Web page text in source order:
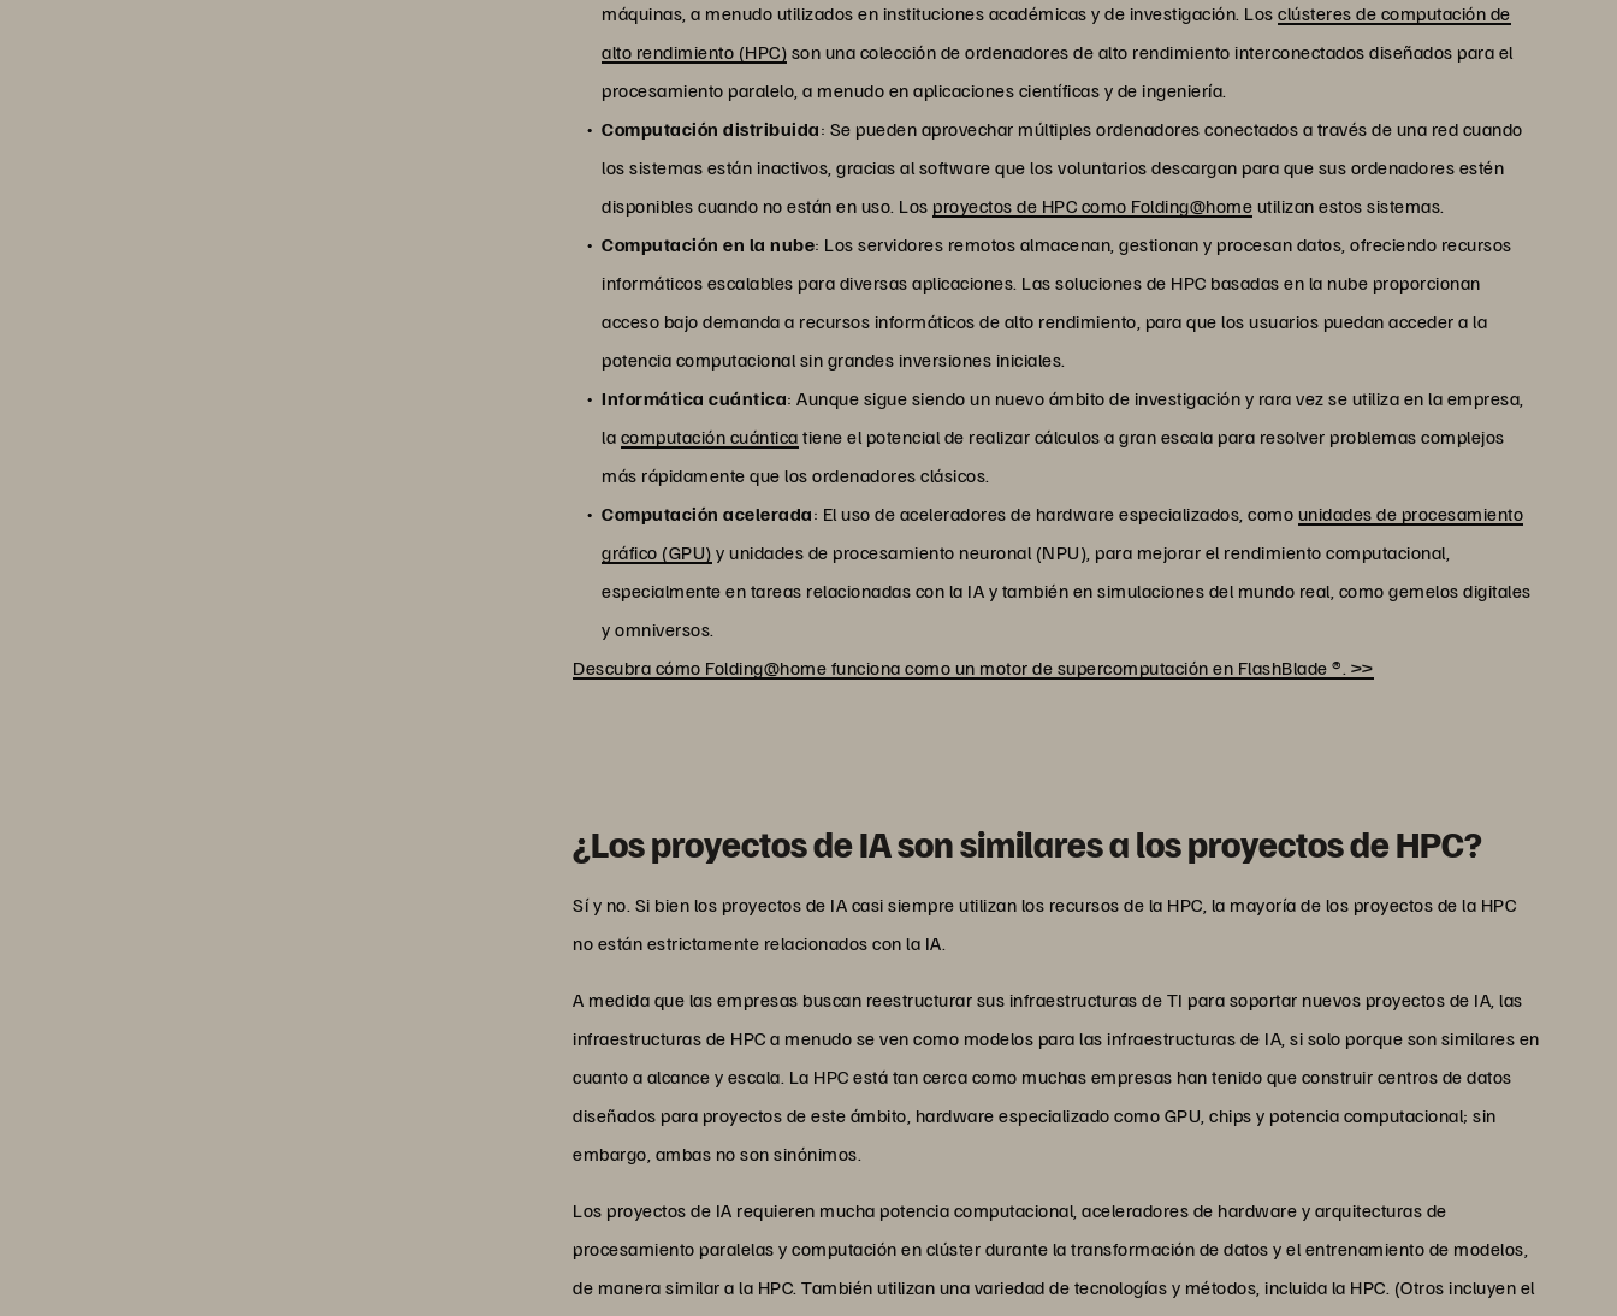
máquinas, a menudo utilizados en instituciones académicas y de investigación. Los clústeres de computación de
alto rendimiento (HPC) son una colección de ordenadores de alto rendimiento interconectados diseñados para el
procesamiento paralelo, a menudo en aplicaciones científicas y de ingeniería.
Computación distribuida: Se pueden aprovechar múltiples ordenadores conectados a través de una red cuando
los sistemas están inactivos, gracias al software que los voluntarios descargan para que sus ordenadores estén
disponibles cuando no están en uso. Los proyectos de HPC como Folding@home utilizan estos sistemas.
Computación en la nube: Los servidores remotos almacenan, gestionan y procesan datos, ofreciendo recursos
informáticos escalables para diversas aplicaciones. Las soluciones de HPC basadas en la nube proporcionan
acceso bajo demanda a recursos informáticos de alto rendimiento, para que los usuarios puedan acceder a la
potencia computacional sin grandes inversiones iniciales.
Informática cuántica: Aunque sigue siendo un nuevo ámbito de investigación y rara vez se utiliza en la empresa,
la computación cuántica tiene el potencial de realizar cálculos a gran escala para resolver problemas complejos
más rápidamente que los ordenadores clásicos.
Computación acelerada: El uso de aceleradores de hardware especializados, como unidades de procesamiento
gráfico (GPU) y unidades de procesamiento neuronal (NPU), para mejorar el rendimiento computacional,
especialmente en tareas relacionadas con la IA y también en simulaciones del mundo real, como gemelos digitales
y omniversos.
Descubra cómo Folding@home funciona como un motor de supercomputación en FlashBlade ®. >>
¿Los proyectos de IA son similares a los proyectos de HPC?
Sí y no. Si bien los proyectos de IA casi siempre utilizan los recursos de la HPC, la mayoría de los proyectos de la HPC
no están estrictamente relacionados con la IA.
A medida que las empresas buscan reestructurar sus infraestructuras de TI para soportar nuevos proyectos de IA, las
infraestructuras de HPC a menudo se ven como modelos para las infraestructuras de IA, si solo porque son similares en
cuanto a alcance y escala. La HPC está tan cerca como muchas empresas han tenido que construir centros de datos
diseñados para proyectos de este ámbito, hardware especializado como GPU, chips y potencia computacional; sin
embargo, ambas no son sinónimos.
Los proyectos de IA requieren mucha potencia computacional, aceleradores de hardware y arquitecturas de
procesamiento paralelas y computación en clúster durante la transformación de datos y el entrenamiento de modelos,
de manera similar a la HPC. También utilizan una variedad de tecnologías y métodos, incluida la HPC. (Otros incluyen el